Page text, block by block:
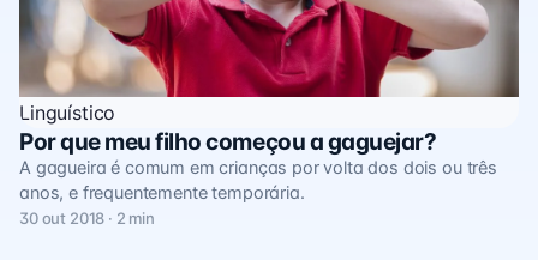
Linguístico
Por que meu filho começou a gaguejar?
A gagueira é comum em crianças por volta dos dois ou três
anos, e frequentemente temporária.
30 out 2018 · 2 min